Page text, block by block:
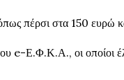
πέρσι στα 150 ευρώ
e-Ε.Φ.Κ.Α., οι οποίοι